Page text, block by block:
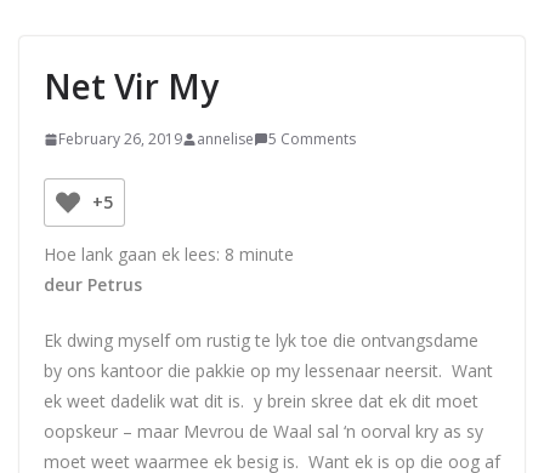
Net Vir My
February 26, 2019 annelise 5 Comments
+5
Hoe lank gaan ek lees: 8 minute
deur Petrus
Ek dwing myself om rustig te lyk toe die ontvangsdame
by ons kantoor die pakkie op my lessenaar neersit. Want
ek weet dadelik wat dit is. y brein skree dat ek dit moet
oopskeur – maar Mevrou de Waal sal ‘n oorval kry as sy
moet weet waarmee ek besig is. Want ek is op die oog af